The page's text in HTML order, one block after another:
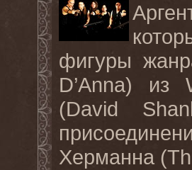
фигуры
D’Anna) из
(David
Херманна